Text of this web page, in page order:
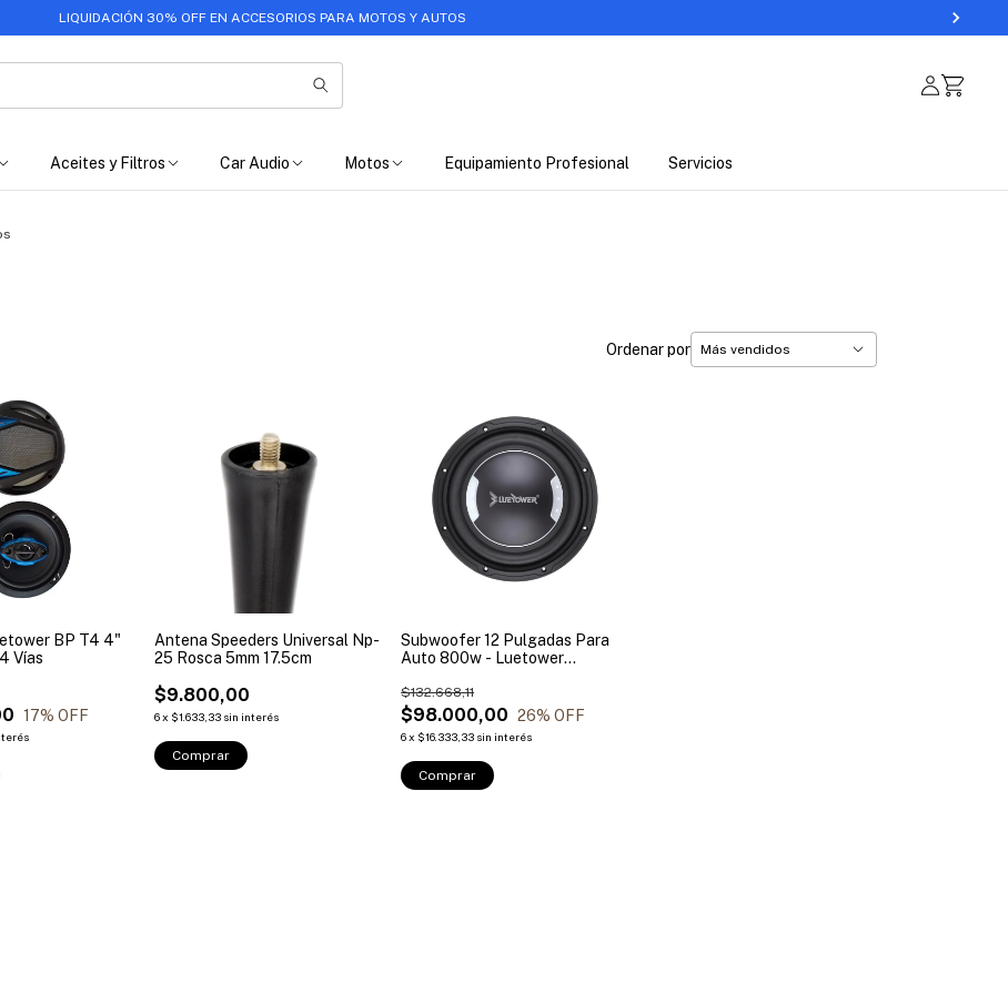
LIQUIDACIÓN 30% OFF EN ACCESORIOS PARA MOTOS Y AUTOS
Aceites y Filtros Car Audio Motos Equipamiento Profesional Servicios
Ordenar por
BP T4 4"
Vías
17% OFF
Antena Speeders Universal Np-
25 Rosca 5mm 17.5cm
$9.800,00
6x $1.633,33 sin interés
Comprar
Subwoofer 12 Pulgadas Para
Auto 800w - Luetower
$98.000,00
$132.668,11
26% OFF
6x $16.333,33 sin interés
Comprar